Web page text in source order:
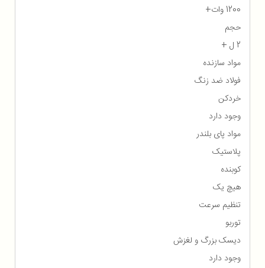
1200 وات+
حجم
2 ل +
مواد سازنده
فولاد ضد زنگ
خردکن
وجود دارد
مواد پای بلندر
پلاستیک
کوبنده
هیچ یک
تنظیم سرعت
توربو
دیسک بزرگ و لغزش
وجود دارد